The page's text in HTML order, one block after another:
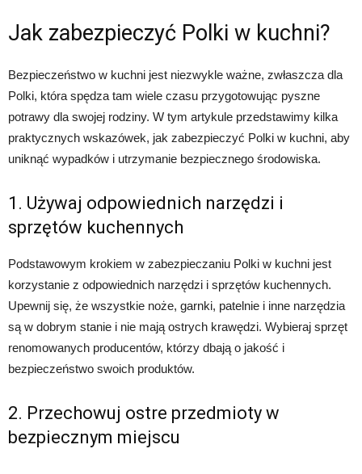
Jak zabezpieczyć Polki w kuchni?
Bezpieczeństwo w kuchni jest niezwykle ważne, zwłaszcza dla
Polki, która spędza tam wiele czasu przygotowując pyszne
potrawy dla swojej rodziny. W tym artykule przedstawimy kilka
praktycznych wskazówek, jak zabezpieczyć Polki w kuchni, aby
uniknąć wypadków i utrzymanie bezpiecznego środowiska.
1. Używaj odpowiednich narzędzi i
sprzętów kuchennych
Podstawowym krokiem w zabezpieczaniu Polki w kuchni jest
korzystanie z odpowiednich narzędzi i sprzętów kuchennych.
Upewnij się, że wszystkie noże, garnki, patelnie i inne narzędzia
są w dobrym stanie i nie mają ostrych krawędzi. Wybieraj sprzęt
renomowanych producentów, którzy dbają o jakość i
bezpieczeństwo swoich produktów.
2. Przechowuj ostre przedmioty w
bezpiecznym miejscu